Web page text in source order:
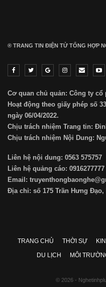
® TRANG TIN ĐIỆN TỬ ТỔNG HỢP
Cơ quan chủ quản: Công ty cổ
Hoạt động theo giấy phép số
ngày 06/04/2022.
Chịu trách nhiệm Trang tin:
Chịu trách nhiệm Nội Dung:
Liên hệ nội dung: 0563 575757
Liên hệ quảng cáo: 0916277777
Email:
Địa chỉ: số 175 Trần Hưng Đạo,
TRANG CHỦ THỜI SỰ
DU LỊCH
MÔI
© 2026 -